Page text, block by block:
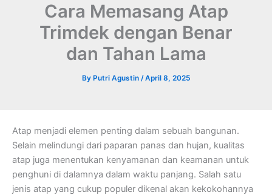
Cara Memasang Atap
Trimdek dengan Benar
dan Tahan Lama
By Putri Agustin /April 8, 2025
Atap menjadi elemen penting dalam sebuah bangunan.
Selain melindungi dari paparan panas dan hujan, kualitas
atap juga menentukan kenyamanan dan keamanan untuk
penghuni di dalamnya dalam waktu panjang. Salah satu
jenis atap yang cukup populer dikenal akan kekokohannya